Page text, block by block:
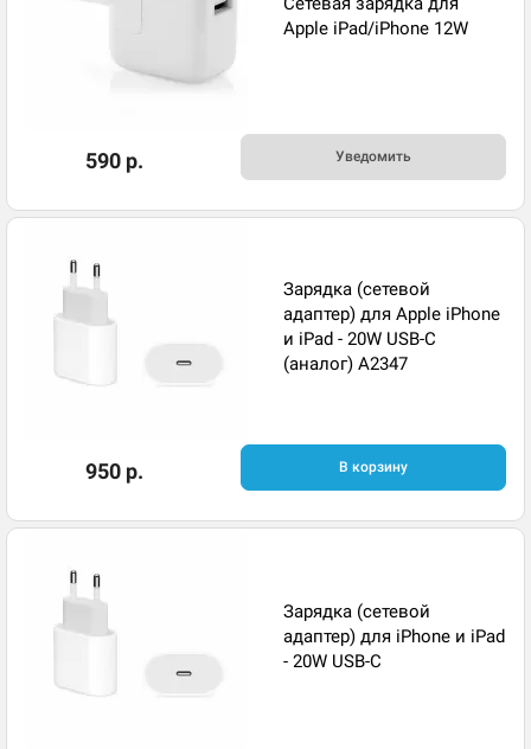
Apple iPad/iPhone 12W
590 р. Уведомить
Зарядка (сетевой
адаптер) для Apple iPhone
и iPad - 20W USB-C
(аналог) A2347
950 р. В корзину
Зарядка (сетевой
адаптер) для iPhone и iPad
- 20W USB-C